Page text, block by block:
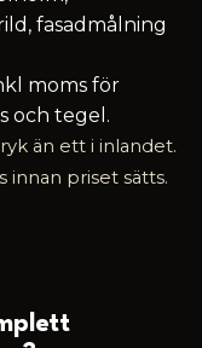
fasadmålning
moms för
och tegel.
än ett i inlandet.
innan priset sätts.